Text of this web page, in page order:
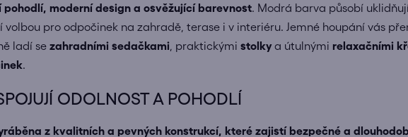
moderní design a osvěžující barevnost . Modrá barva působí
pro odpočinek na zahradě, terase i v interiéru. Jemné houpání vás
ladí se zahradními sedačkami , praktickými stolkya útulnými relaxačními
ODOLNOST A POHODLÍ
z kvalitních a pevných konstrukcí, které zajistí bezpečné a